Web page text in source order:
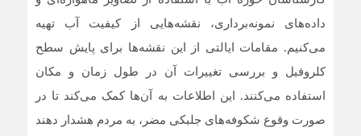
داده‌های نمونه‌برداری، نقشه‌هایی از کیفیت آب تهیه
می‌کنیم. مقامات ایالتی از این نقشه‌ها برای پایش سطح
کلروفیل و بررسی تغییرات آن در طول زمان و مکان
استفاده می‌کنند. این اطلاعات به آن‌ها کمک می‌کند تا در
صورت وقوع شکوفه‌های جلبکی مضر، به مردم هشدار دهند